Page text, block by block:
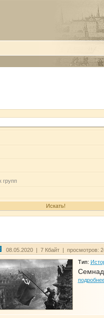
групп
08.05.2020 | 7 Кбайт | просмотров:
Тип: